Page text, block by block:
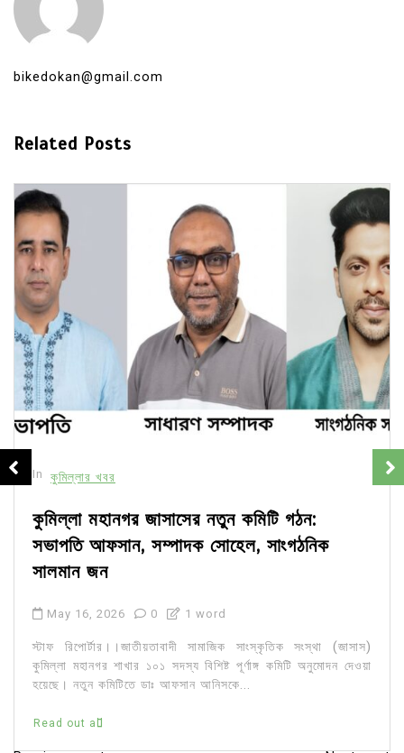
bikedokan@gmail.com
Related Posts
In কুমিল্লার খবর
কুমিল্লা মহানগর জাসাসের নতুন কমিটি গঠন:
সভাপতি আফসান, সম্পাদক সোহেল, সাংগঠনিক
সালমান জন
May 16, 2026 0 1 word
স্টাফ রিপোর্টার।।জাতীয়তাবাদী সামাজিক সাংস্কৃতিক সংস্থা (জাসাস)
কুমিল্লা মহানগর শাখার ১০১ সদস্য বিশিষ্ট পূর্ণাঙ্গ কমিটি অনুমোদন দেওয়া
হয়েছে। নতুন কমিটিতে ডাঃ আফসান আনিসকে...
Read out all